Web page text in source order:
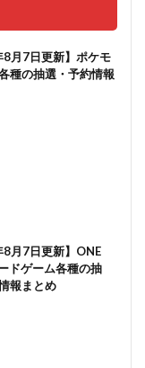
8月7日更新】ポケモ
種の抽選・予約情報
8月7日更新】ONE
ドゲーム各種の抽
報まとめ